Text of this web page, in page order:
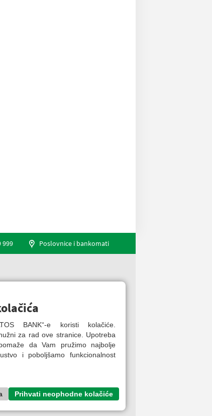
999 Poslovnice i bankomati
ATOS BANK Online
BANK“-e koristi kolačiće.
za rad ove stranice. Upotreba
da Vam pružimo najbolje
i poboljšamo funkcionalnost
Prihvati neophodne kolačiće